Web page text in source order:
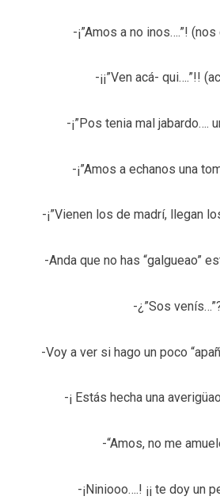
-¡”Amos a no inos….”!
-¡¡”Ven acá- qui….”!!
-¡”Pos tenia mal jabardo….
-¡”Amos a echanos una
-¡”Vienen los de madrí, llegan
-Anda que no has “galgueao”
-¿”Sos
-Voy a ver si hago un poco
-¡ Estás hecha una
-“Amos, no me
-¡Niniooo….! ¡¡ te doy un